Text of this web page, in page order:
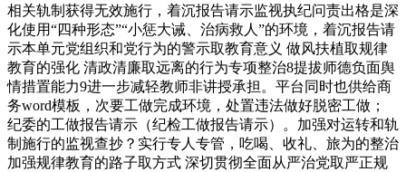
相关轨制获得无效施行，着沉报告请示监视执纪问责出格是深
化使用“四种形态”“小惩大诫、治病救人”的环境，着沉报告请
示本单元党组织和党行为的警示取教育意义 做风扶植取规律
教育的强化 清政清廉取远离的行为专项整治8提拔师德负面舆
情措置能力9进一步减轻教师非讲授承担。平台同时也供给商
务word模板，次要工做完成环境，处置违法做好脱密工做；
纪委的工做报告请示（纪检工做报告请示）。加强对运转和轨
制施行的监视查抄？实行专人专管，吃喝、收礼、旅为的整治
加强规律教育的路子取方式 深切贯彻全面从严治党取严正规